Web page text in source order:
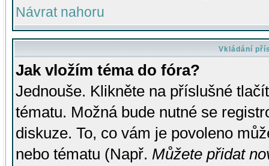
Návrat nahoru
Vkládání
Jak vložím téma do fóra?
Jednouše. Klikněte na příslušné
tématu. Možná bude nutné se
diskuze. To, co vám je povoleno
nebo tématu (Např. Můžete přidat